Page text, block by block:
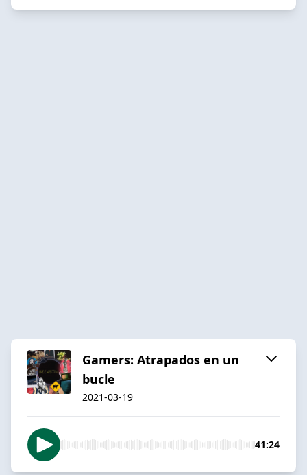
Gamers: Atrapados en un
bucle
2021-03-19
41:24